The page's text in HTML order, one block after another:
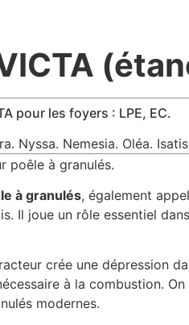
pour les foyers : LPE, EC.
Nyssa. Nemesia. Oléa.
poêle à granulés.
à granulés, également
Il joue un rôle essentiel
crée une dépression
à la combustion.
modernes.